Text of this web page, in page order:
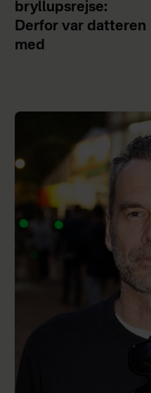
bryllupsrejse:
Derfor var datteren
med